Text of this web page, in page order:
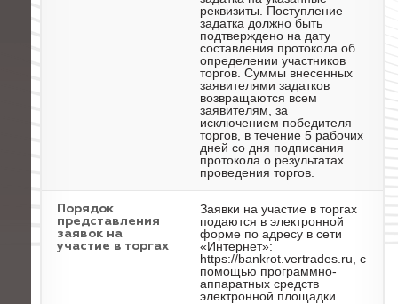
реквизиты. Поступление
задатка должно быть
подтверждено на дату
составления протокола об
определении участников
торгов. Суммы внесенных
заявителями задатков
возвращаются всем
заявителям, за
исключением победителя
торгов, в течение 5 рабочих
дней со дня подписания
протокола о результатах
проведения торгов.
Порядок
представления
заявок на
участие в торгах
Заявки на участие в торгах
подаются в электронной
форме по адресу в сети
«Интернет»:
https://bankrot.vertrades.ru, с
помощью программно-
аппаратных средств
электронной площадки.